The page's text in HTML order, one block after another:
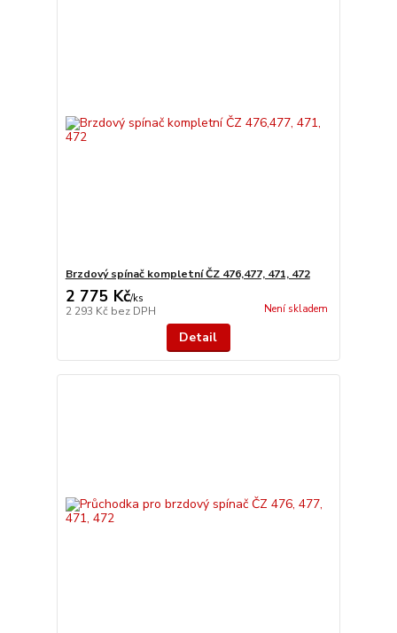
Brzdový spínač kompletní ČZ 476,477, 471, 472
2 775 Kč/ks
2 293 Kč bez DPH Není skladem
Detail